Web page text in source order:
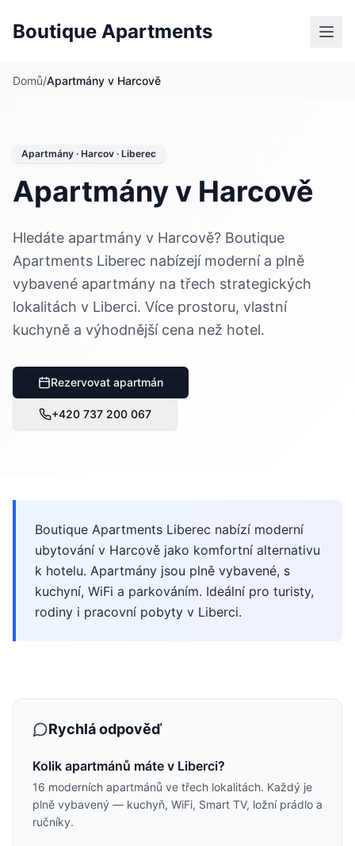
Boutique Apartments
Domů/Apartmány v Harcově
Apartmány · Harcov · Liberec
Apartmány v Harcově
Hledáte apartmány v Harcově? Boutique
Apartments Liberec nabízejí moderní a plně
vybavené apartmány na třech strategických
lokalitách v Liberci. Více prostoru, vlastní
kuchyně a výhodnější cena než hotel.
Rezervovat apartmán
+420 737 200 067
Boutique Apartments Liberec nabízí moderní
ubytování v Harcově jako komfortní alternativu
k hotelu. Apartmány jsou plně vybavené, s
kuchyní, WiFi a parkováním. Ideální pro turisty,
rodiny i pracovní pobyty v Liberci.
Rychlá odpověď
Kolik apartmánů máte v Liberci?
16 moderních apartmánů ve třech lokalitách. Každý je
plně vybavený — kuchyň, WiFi, Smart TV, ložní prádlo a
ručníky.